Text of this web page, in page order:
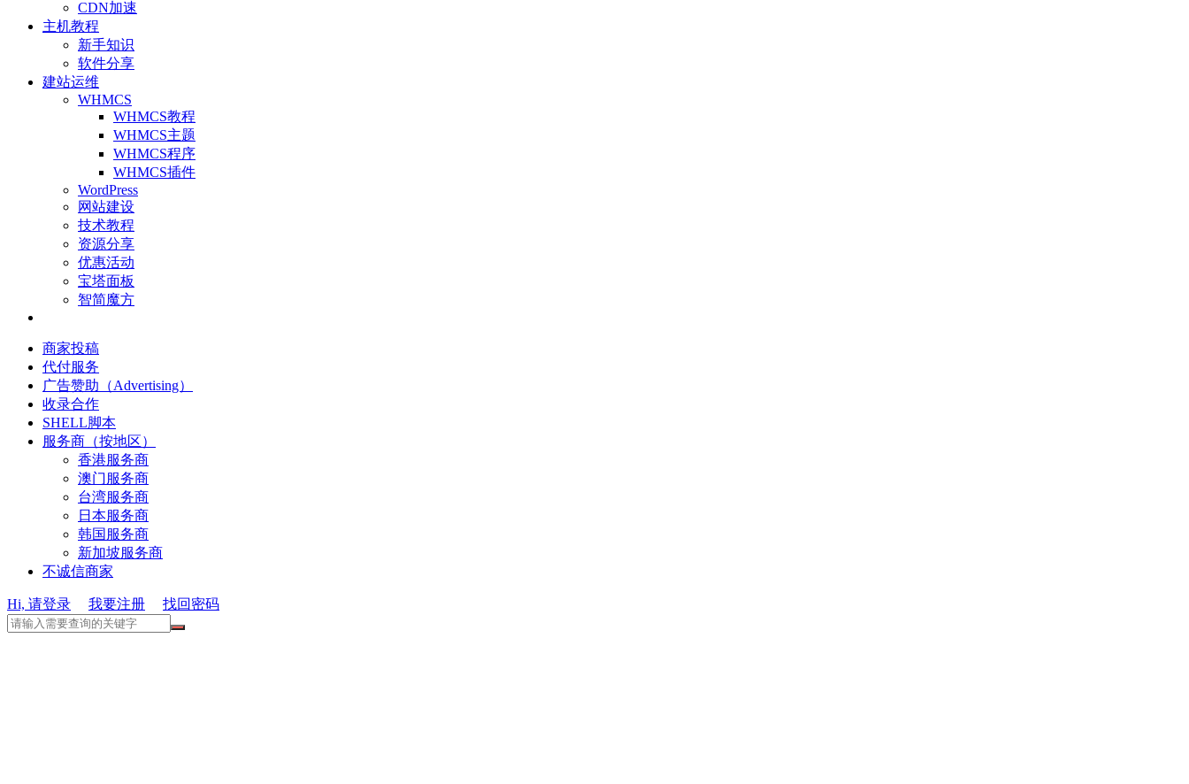
CDN加速
主机教程
新手知识
软件分享
建站运维
WHMCS
WHMCS教程
WHMCS主题
WHMCS程序
WHMCS插件
WordPress
网站建设
技术教程
资源分享
优惠活动
宝塔面板
智简魔方
商家投稿
代付服务
广告赞助（Advertising）
收录合作
SHELL脚本
服务商（按地区）
香港服务商
澳门服务商
台湾服务商
日本服务商
韩国服务商
新加坡服务商
不诚信商家
Hi, 请登录 我要注册 找回密码